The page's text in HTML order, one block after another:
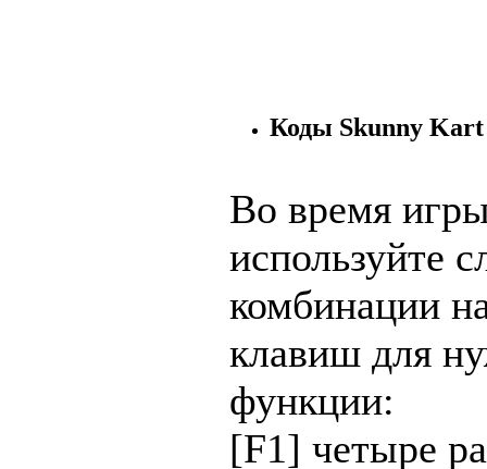
Коды Skunny Kart
Во время
используйте
комбинации
клавиш для
функции:
[F1] четыре